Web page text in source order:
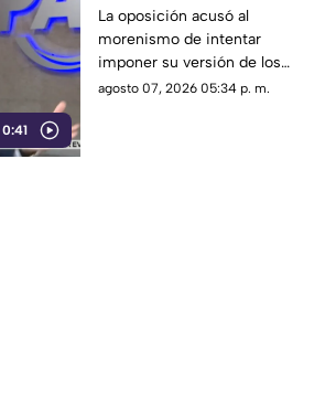
0:41
imponer su versión
mediante censura
La oposición acusó al
morenismo de intentar
imponer su versión de los
hechos y censurar
agosto 07, 2026 05:34 p. m.